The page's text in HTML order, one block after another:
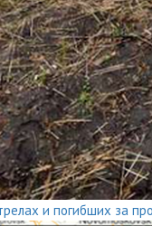
и погибших за